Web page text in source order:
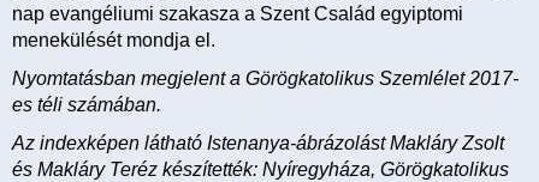
nap evangéliumi szakasza a Szent Család egyiptomi
menekülését mondja el.
Nyomtatásban megjelent a Görögkatolikus Szemlélet 2017-
es téli számában.
Az indexképen látható Istenanya-ábrázolást Makláry Zsolt
és Makláry Teréz készítették: Nyíregyháza, Görögkatolikus